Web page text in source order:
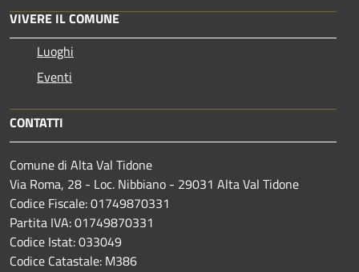
VIVERE IL COMUNE
Luoghi
Eventi
CONTATTI
Comune di Alta Val Tidone
Via Roma, 28 - Loc. Nibbiano - 29031 Alta Val Tidone
Codice Fiscale: 01749870331
Partita IVA: 01749870331
Codice Istat: 033049
Codice Catastale: M386